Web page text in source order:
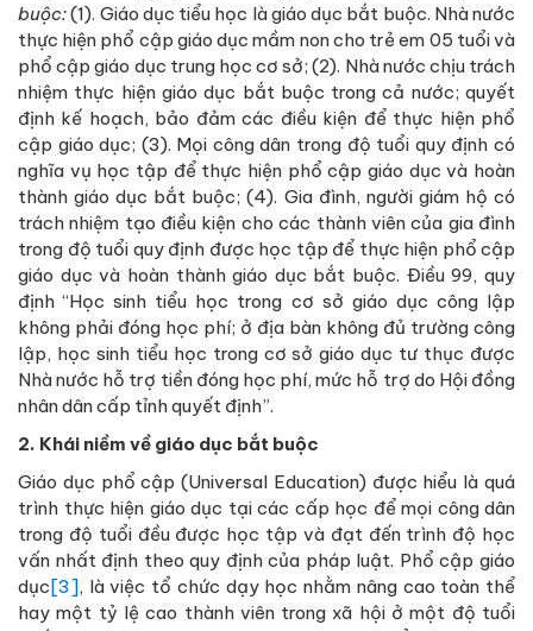
buộc:(1). Giáo dục tiểu học là giáo dục bắt buộc. Nhà nước
thực hiện phổ cập giáo dục mầm non cho trẻ em 05 tuổi và
phổ cập giáo dục trung học cơ sở; (2). Nhà nước chịu trách
nhiệm thực hiện giáo dục bắt buộc trong cả nước; quyết
định kế hoạch, bảo đảm các điều kiện để thực hiện phổ
cập giáo dục; (3). Mọi công dân trong độ tuổi quy định có
nghĩa vụ học tập để thực hiện phổ cập giáo dục và hoàn
thành giáo dục bắt buộc; (4). Gia đình, người giám hộ có
trách nhiệm tạo điều kiện cho các thành viên của gia đình
trong độ tuổi quy định được học tập để thực hiện phổ cập
giáo dục và hoàn thành giáo dục bắt buộc. Điều 99, quy
định “Học sinh tiểu học trong cơ sở giáo dục công lập
không phải đóng học phí; ở địa bàn không đủ trường công
lập, học sinh tiểu học trong cơ sở giáo dục tư thục được
Nhà nước hỗ trợ tiền đóng học phí, mức hỗ trợ do Hội đồng
nhân dân cấp tỉnh quyết định”.
2. Khái niềm về giáo dục bắt buộc
Giáo dục phổ cập (Universal Education) được hiểu là quá
trình thực hiện giáo dục tại các cấp học để mọi công dân
trong độ tuổi đều được học tập và đạt đến trình độ học
vấn nhất định theo quy định của pháp luật. Phổ cập giáo
dục[3], là việc tổ chức dạy học nhằm nâng cao toàn thể
hay một tỷ lệ cao thành viên trong xã hội ở một độ tuổi